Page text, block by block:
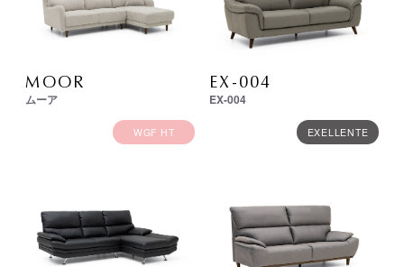
MOOR
ムーア
WGF HT
EX-004
EX-004
EXELLENTE